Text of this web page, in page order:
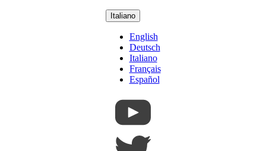
Italiano
English
Deutsch
Italiano
Français
Español